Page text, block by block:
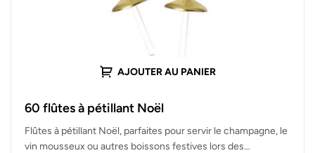
AJOUTER AU PANIER
60 flûtes à pétillant Noël
Flûtes à pétillant Noël, parfaites pour servir le champagne, le
vin mousseux ou autres boissons festives lors des